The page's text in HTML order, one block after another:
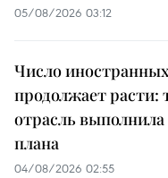
05/08/2026 03:12
Число
продолжает расти:
отрасль выполнила
плана
04/08/2026 02:55